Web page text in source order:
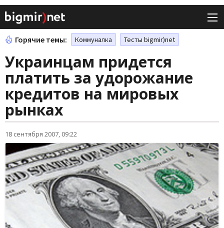
Горячие темы: Коммуналка Тесты bigmir)net
Украинцам придется
платить за удорожание
кредитов на мировых
рынках
18 сентября 2007, 09:22